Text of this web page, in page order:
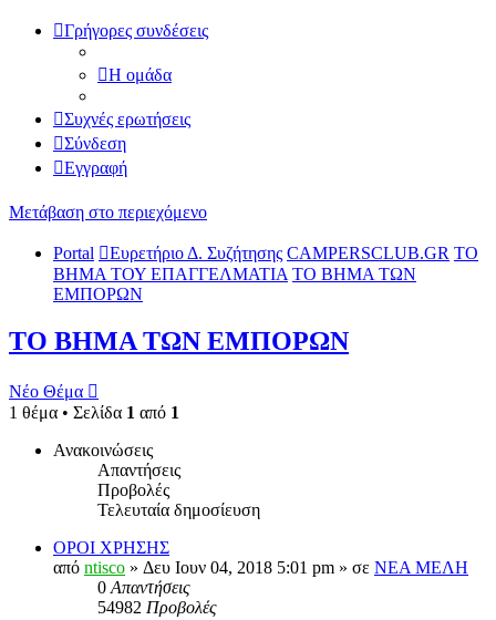
Γρήγορες συνδέσεις
Η ομάδα
Συχνές ερωτήσεις
Σύνδεση
Εγγραφή
Μετάβαση στο περιεχόμενο
Portal Ευρετήριο Δ. Συζήτησης CAMPERSCLUB.GR ΤΟ
ΒΗΜΑ ΤΟΥ ΕΠΑΓΓΕΛΜΑΤΙΑ ΤΟ ΒΗΜΑ ΤΩΝ
ΕΜΠΟΡΩΝ
ΤΟ ΒΗΜΑ ΤΩΝ ΕΜΠΟΡΩΝ
Νέο Θέμα
1 θέμα • Σελίδα 1 από 1
Ανακοινώσεις
Απαντήσεις
Προβολές
Τελευταία δημοσίευση
ΟΡΟΙ ΧΡΗΣΗΣ
από ntisco » Δευ Ιουν 04, 2018 5:01 pm » σε ΝΕΑ ΜΕΛΗ
0 Απαντήσεις
54982 Προβολές